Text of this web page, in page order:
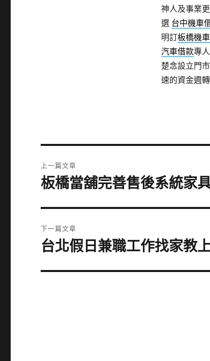
神人及事業
選 台中機車
明訂板橋機
汽車借款專
楚念設立門
速的資金週轉
章
上一篇文章
上
篇
文
章:
板橋當舖完善售後系統家
下一篇文章
下
篇
台北假日兼職工作找家教